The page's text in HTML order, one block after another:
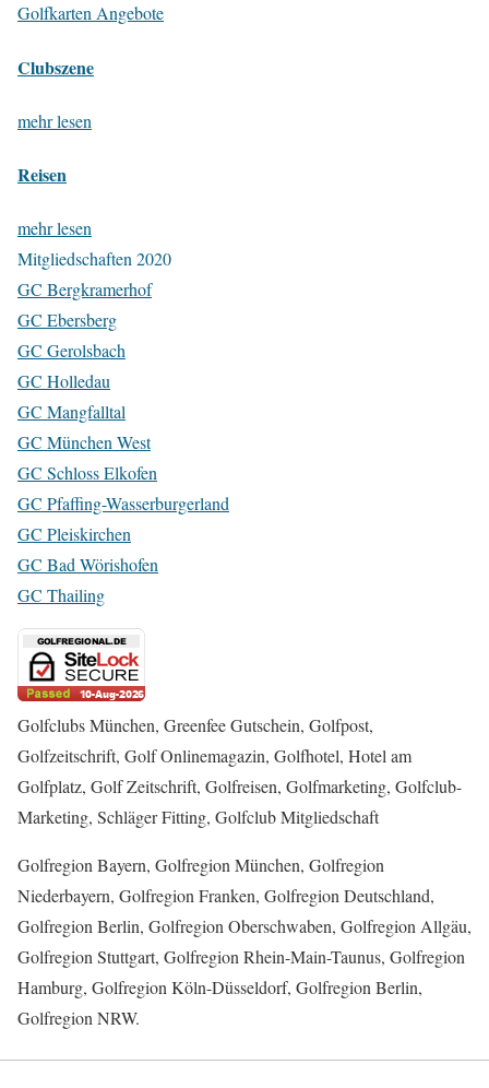
Golfkarten Angebote
Clubszene
mehr lesen
Reisen
mehr lesen
Mitgliedschaften 2020
GC Bergkramerhof
GC Ebersberg
GC Gerolsbach
GC Holledau
GC Mangfalltal
GC München West
GC Schloss Elkofen
GC Pfaffing-Wasserburgerland
GC Pleiskirchen
GC Bad Wörishofen
GC Thailing
Golfclubs München, Greenfee Gutschein, Golfpost,
Golfzeitschrift, Golf Onlinemagazin, Golfhotel, Hotel am
Golfplatz, Golf Zeitschrift, Golfreisen, Golfmarketing, Golfclub-
Marketing, Schläger Fitting, Golfclub Mitgliedschaft
Golfregion Bayern, Golfregion München, Golfregion
Niederbayern, Golfregion Franken, Golfregion Deutschland,
Golfregion Berlin, Golfregion Oberschwaben, Golfregion Allgäu,
Golfregion Stuttgart, Golfregion Rhein-Main-Taunus, Golfregion
Hamburg, Golfregion Köln-Düsseldorf, Golfregion Berlin,
Golfregion NRW.